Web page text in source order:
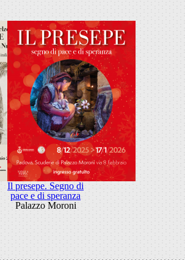
Il presepe. Segno di
pace e di speranza
Palazzo Moroni